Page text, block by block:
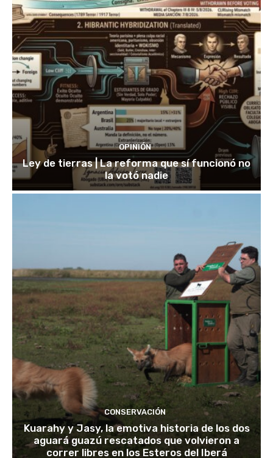
OPINIÓN
Ley de tierras | La reforma que sí funcionó no
la votó nadie
CONSERVACIÓN
Kuarahy y Jasy, la emotiva historia de los dos
aguará guazú rescatados que volvieron a
correr libres en los Esteros del Iberá